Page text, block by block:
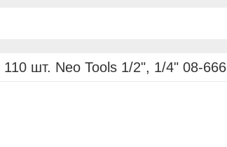
110 шт. Neo Tools 1/2", 1/4" 08-666